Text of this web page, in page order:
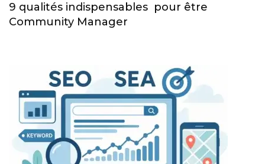
9 qualités indispensables pour être
Community Manager